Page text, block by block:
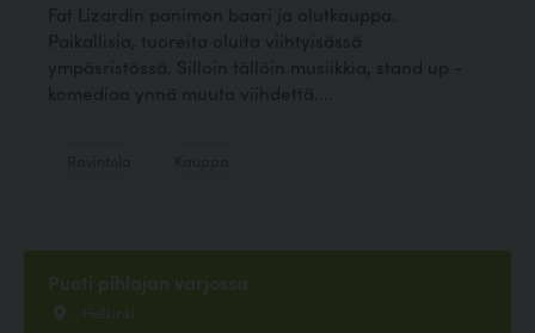
Fat Lizardin panimon baari ja olutkauppa.
Paikallisia, tuoreita oluita viihtyisässä
ympäsristössä. Silloin tällöin musiikkia, stand up -
komediaa ynnä muuta viihdettä....
Puoti pihlajan varjossa
, Helsinki